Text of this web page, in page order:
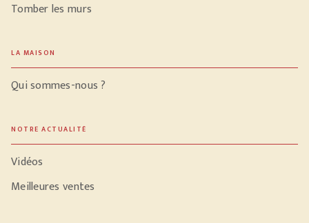
Tomber les murs
LA MAISON
Qui sommes-nous ?
NOTRE ACTUALITÉ
Vidéos
Meilleures ventes